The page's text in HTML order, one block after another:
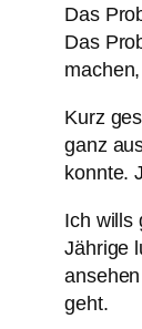
Das
Das
Kurz
ganz
konnte.
Ich wills
Jährige
geht.